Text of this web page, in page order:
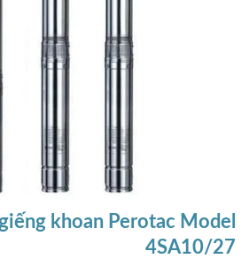
khoan Perotac Model
4SA10/27